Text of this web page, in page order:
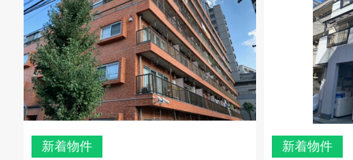
新着物件 新着物件